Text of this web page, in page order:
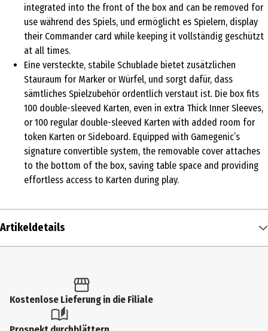
integrated into the front of the box and can be removed for
use während des Spiels, und ermöglicht es Spielern, display
their Commander card while keeping it vollständig geschützt
at all times.
Eine versteckte, stabile Schublade bietet zusätzlichen
Stauraum for Marker or Würfel, und sorgt dafür, dass
sämtliches Spielzubehör ordentlich verstaut ist. Die box fits
100 double-sleeved Karten, even in extra Thick Inner Sleeves,
or 100 regular double-sleeved Karten with added room for
token Karten or Sideboard. Equipped with Gamegenic’s
signature convertible system, the removable cover attaches
to the bottom of the box, saving table space and providing
effortless access to Karten during play.
Artikeldetails
Produkttyp
Sammelkarten
Kostenlose Lieferung in die Filiale